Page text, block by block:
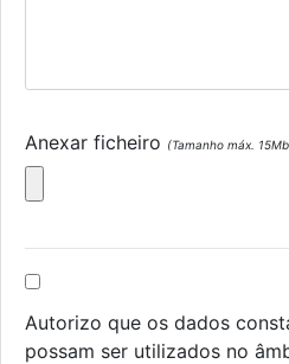
Anexar ficheiro (Tamanho máx.
Autorizo que os dados
possam ser utilizados no